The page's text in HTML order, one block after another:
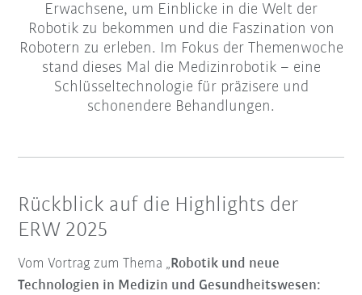
Erwachsene, um Einblicke in die Welt der
Robotik zu bekommen und die Faszination von
Robotern zu erleben. Im Fokus der Themenwoche
stand dieses Mal die Medizinrobotik – eine
Schlüsseltechnologie für präzisere und
schonendere Behandlungen.
Rückblick auf die Highlights der
ERW 2025
Vom Vortrag zum Thema „Robotik und neue
Technologien in Medizin und Gesundheitswesen: